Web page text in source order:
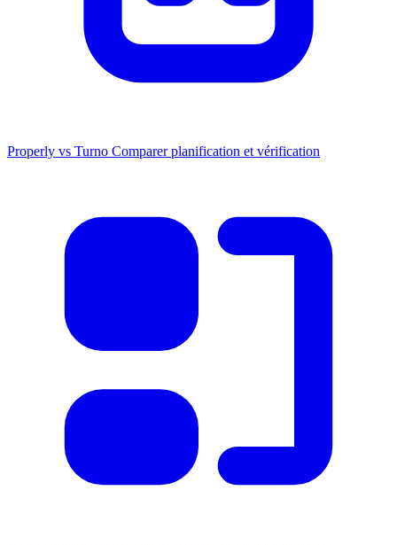
Properly vs Turno Comparer planification et vérification